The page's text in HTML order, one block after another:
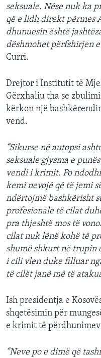
seksuale. Nëse nuk ka
që e lidh direkt përmes
dhunuesin është
dëshmohet përfshirjen
Curri.
Drejtor i Institutit të
Gërxhaliu tha se
kërkon një
vend.
“Sikurse në autopsi
seksuale gjysma e
vendi i krimit. Po
kemi nevojë që të jemi
ndërtojmë bashkërisht
profesionale të cilat
pra thjeshtë mos të
cilat nuk lënë kohë të
shumë shkurt në trupin
i cili vlen duke filluar
të cilët janë më të
Ish presidentja e
shqetësimin për
e krimit të
“Neve po e dimë që